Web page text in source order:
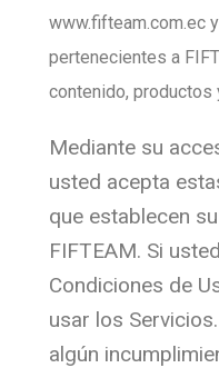
www.fifteam.com.ec
pertenecientes a
contenido, productos
Mediante su
usted acepta
que establecen
FIFTEAM. Si
Condiciones de
usar los
algún